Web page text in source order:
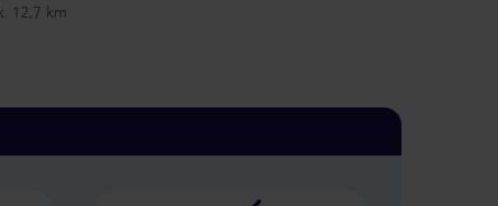
12,7 km